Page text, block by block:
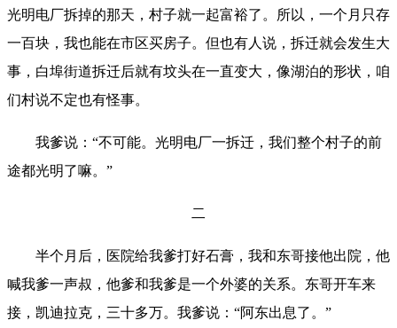
光明电厂拆掉的那天，村子就一起富裕了。所以，一个月只存
一百块，我也能在市区买房子。但也有人说，拆迁就会发生大
事，白埠街道拆迁后就有坟头在一直变大，像湖泊的形状，咱
们村说不定也有怪事。
我爹说：“不可能。光明电厂一拆迁，我们整个村子的前
途都光明了嘛。”
二
半个月后，医院给我爹打好石膏，我和东哥接他出院，他
喊我爹一声叔，他爹和我爹是一个外婆的关系。东哥开车来
接，凯迪拉克，三十多万。我爹说：“阿东出息了。”